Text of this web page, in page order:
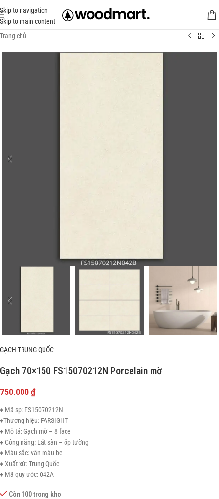
Skip to navigation
Skip to main content
Trang chủ
GẠCH TRUNG QUỐC
Gạch 70×150 FS15070212N Porcelain mờ
750.000₫
♦ Mã sp: FS15070212N
♦Thương hiệu: FARSIGHT
♦ Mô tả: Gạch mờ – 8 face
♦ Công năng: Lát sàn – ốp tường
♦ Màu sắc: vân màu be
♦ Xuất xứ: Trung Quốc
♦ Mã quy ước: 042A
Còn 100 trong kho